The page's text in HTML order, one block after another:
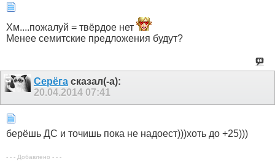
Хм....пожалуй = твёрдое нет
Менее семитские предложения будут?
Серёга сказал(-а):
20.04.2014 07:41
берёшь ДС и точишь пока не надоест)))хоть до +25)))
- - - Добавлено - - -